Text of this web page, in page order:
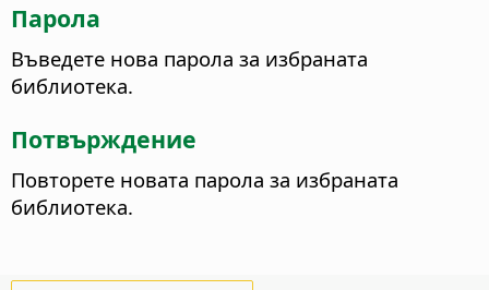
Парола
Въведете нова парола за избраната
библиотека.
Потвърждение
Повторете новата парола за избраната
библиотека.